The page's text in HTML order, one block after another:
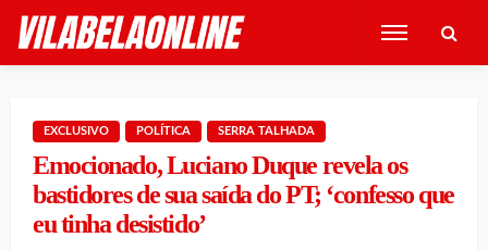
EXCLUSIVO POLÍTICA SERRA TALHADA
Emocionado, Luciano Duque revela os
bastidores de sua saída do PT; ‘confesso que
eu tinha desistido’